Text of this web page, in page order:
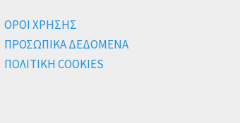
ΟΡΟΙ ΧΡΗΣΗΣ
ΠΡΟΣΩΠΙΚΑ ΔΕΔΟΜΕΝΑ
ΠΟΛΙΤΙΚΗ COOKIES